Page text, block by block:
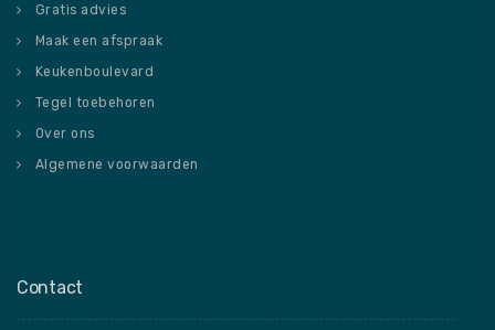
Gratis advies
Maak een afspraak
Keukenboulevard
Tegel toebehoren
Over ons
Algemene voorwaarden
Contact